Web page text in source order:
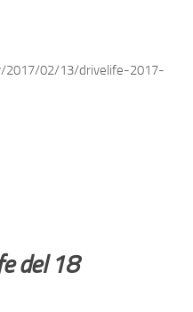
2017/02/13/drivelife-2017-
del 18